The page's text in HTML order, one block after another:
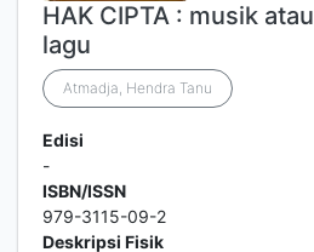
HAK CIPTA : musik atau
lagu
Atmadja, Hendra Tanu
Edisi
-
ISBN/ISSN
979-3115-09-2
Deskripsi Fisik